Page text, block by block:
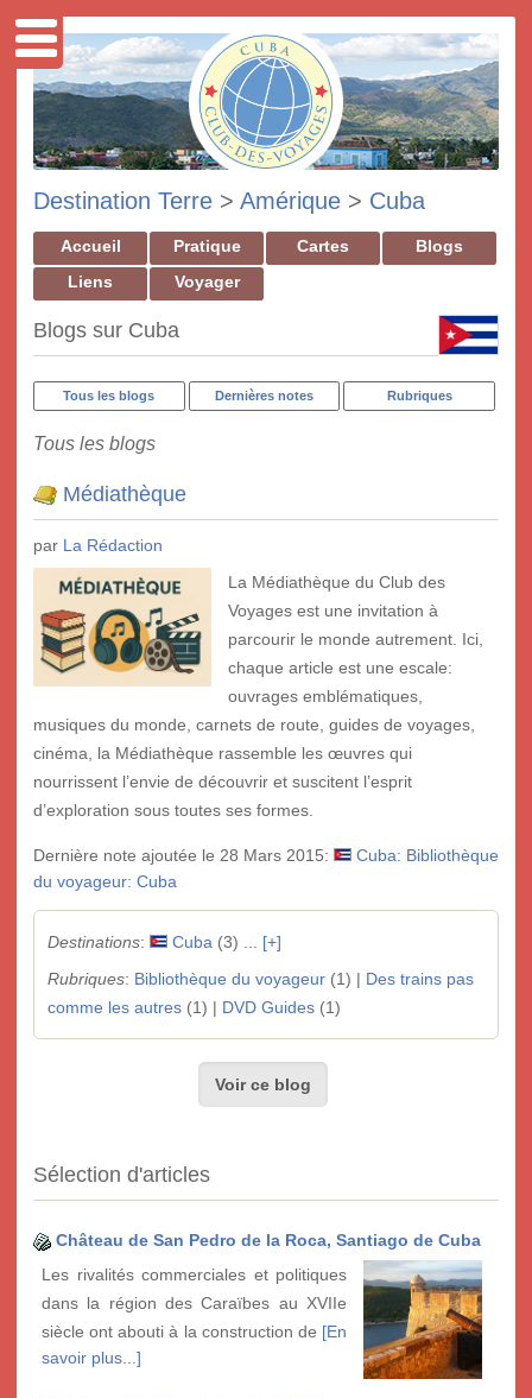
Destination Terre > Amérique > Cuba
Accueil Pratique Cartes
Blogs
Liens
Voyager
Blogs sur Cuba
Tous les blogs Dernières notes Rubriques
Tous les blogs
Médiathèque
par La Rédaction
La Médiathèque du Club des
Voyages est une invitation à
parcourir le monde autrement. Ici,
chaque article est une escale:
ouvrages emblématiques,
musiques du monde, carnets de route, guides de voyages,
cinéma, la Médiathèque rassemble les œuvres qui
nourrissent l’envie de découvrir et suscitent l’esprit
d’exploration sous toutes ses formes.
Dernière note ajoutée le 28 Mars 2015:
Cuba: Bibliothèque
du voyageur: Cuba
Destinations: Cuba (3) ... [+]
Rubriques: Bibliothèque du voyageur(1) | Des trains pas
comme les autres(1) | DVD Guides(1)
Voir ce blog
Sélection d'articles
Château de San Pedro de la Roca, Santiago de Cuba
Les rivalités commerciales et politiques
dans la région des Caraïbes au XVIIe
siècle ont abouti à la construction de [En
savoir plus...]